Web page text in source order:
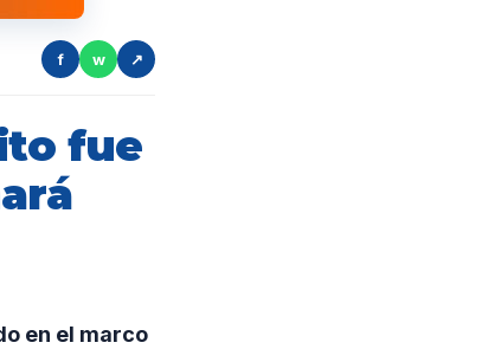
f w ↗
fue
en el marco